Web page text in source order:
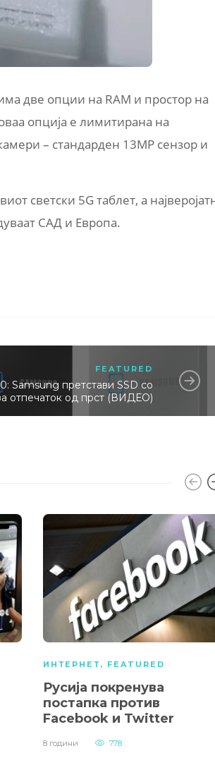
две опции на RAM и простор на
опција е лимитирана на
– стандарден 13MP сензор и
светски 5G таблет, а
САД и Европа.
FEATURED
Samsung претстави SSD со
отпечаток од прст (ВИДЕО)
ИНТЕРНЕТ, FEATURED
Русија покренува
постапка против
Facebook и Twitter
8 години 778